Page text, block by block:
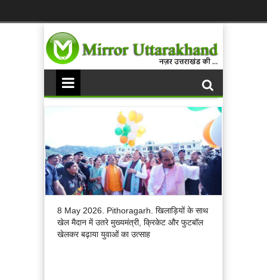
8 May 2026. Pithoragarh. खिलाड़ियों के साथ
खेल मैदान में उतरे मुख्यमंत्री, क्रिकेट और फुटबॉल
खेलकर बढ़ाया युवाओं का उत्साह